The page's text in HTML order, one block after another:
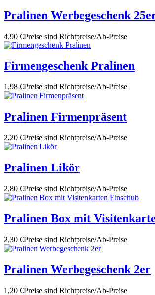
Pralinen Werbegeschenk
4,90 €Preise sind Richtpreise/Ab-Preise
Firmengeschenk Pralinen
1,98 €Preise sind Richtpreise/Ab-Preise
Pralinen Firmenpräsent
2,20 €Preise sind Richtpreise/Ab-Preise
Pralinen Likör
2,80 €Preise sind Richtpreise/Ab-Preise
Pralinen Box mit
2,30 €Preise sind Richtpreise/Ab-Preise
Pralinen Werbegeschenk 2er
1,20 €Preise sind Richtpreise/Ab-Preise